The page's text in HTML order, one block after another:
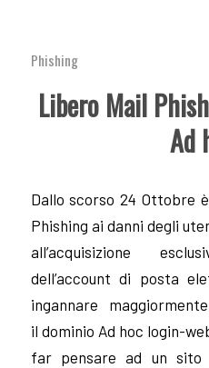
Phishing
Libero Mail
Ad
Dallo scorso 24 Ottobre
Phishing ai danni degli
all’acquisizione
dell’account di posta
ingannare
il dominio Ad hoc login-
far pensare ad un sito